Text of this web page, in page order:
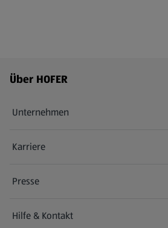
Fußzeilenmenü - weitere Links
Über HOFER
Unternehmen
Karriere
(öffnet in einem neuen Tab)
Presse
Hilfe & Kontakt
(öffnet in einem neuen Tab)